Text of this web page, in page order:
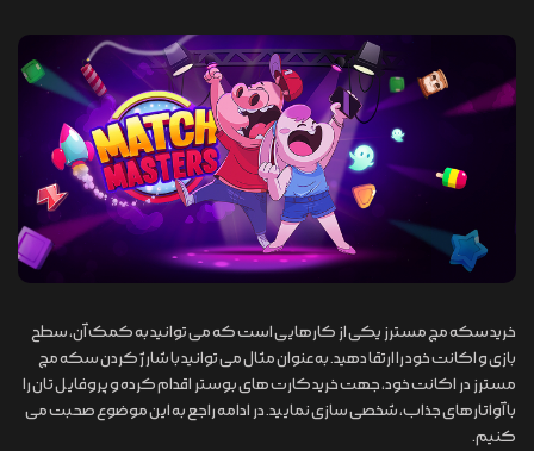
خرید سکه مچ مسترز یکی از کارهایی است که می توانید به کمک آن، سطح
بازی و اکانت خود را ارتقا دهید. به عنوان مثال می توانید با شارژ کردن سکه مچ
مسترز در اکانت خود، جهت خرید کارت های بوستر اقدام کرده و پروفایل تان را
با آواتارهای جذاب، شخصی سازی نمایید. در ادامه راجع به این موضوع صحبت می
کنیم.